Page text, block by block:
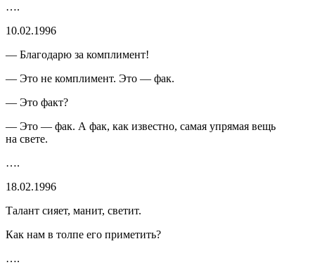
….
10.02.1996
— Благодарю за комплимент!
— Это не комплимент. Это — фак.
— Это факт?
— Это — фак. А фак, как известно, самая упрямая вещь
на свете.
….
18.02.1996
Талант сияет, манит, светит.
Как нам в толпе его приметить?
….